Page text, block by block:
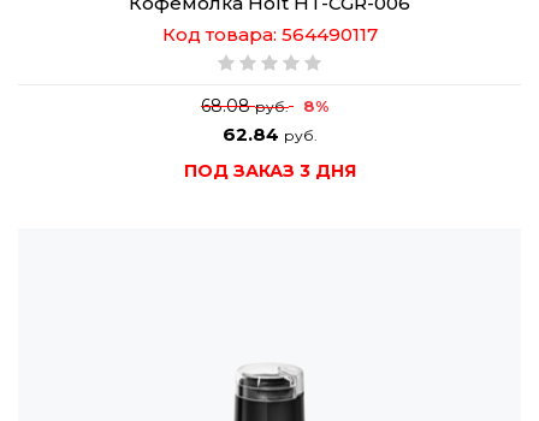
Код товара: 564490117
68.08руб. 8%
62.84 руб.
ПОД ЗАКАЗ 3 ДНЯ